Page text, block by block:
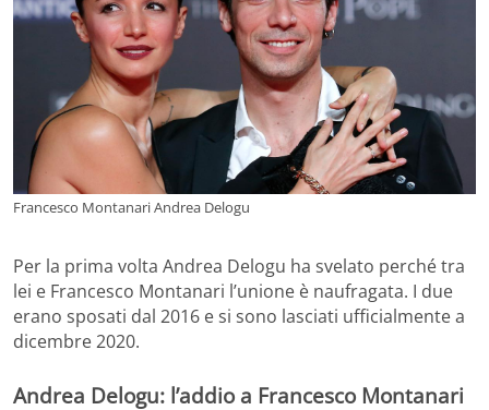
Francesco Montanari Andrea Delogu
Per la prima volta Andrea Delogu ha svelato perché tra
lei e Francesco Montanari l’unione è naufragata. I due
erano sposati dal 2016 e si sono lasciati ufficialmente a
dicembre 2020.
Andrea Delogu: l’addio a Francesco Montanari